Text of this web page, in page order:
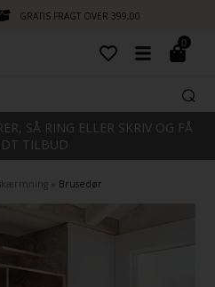
GRATIS FRAGT OVER 399,00
0
SÅ RING ELLER SKRIV OG FÅ
TILBUD
Brusedør